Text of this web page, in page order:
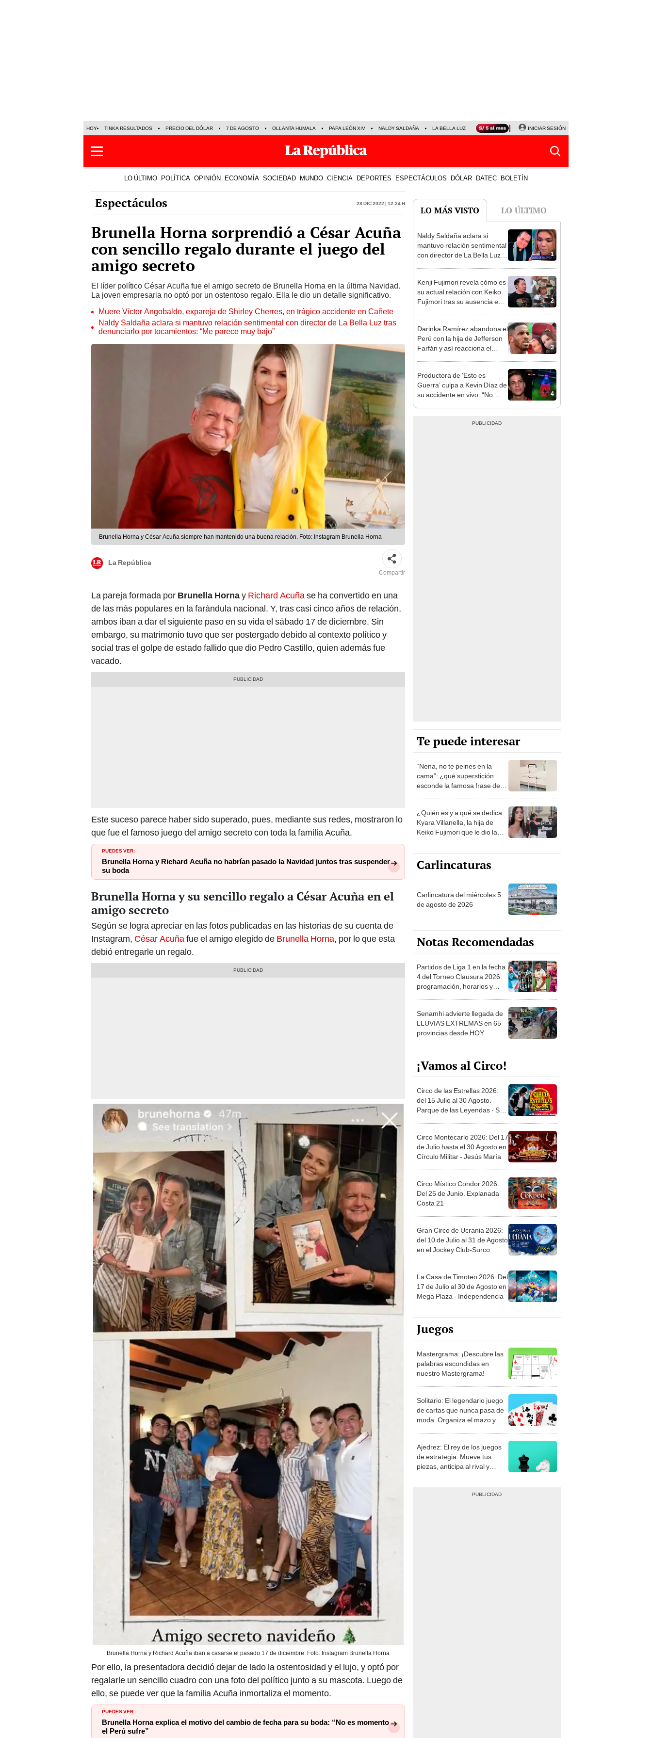
HOY TINKA RESULTADOS PRECIO DEL DÓLAR 7 DE AGOSTO OLLANTA HUMALA PAPA LEÓN XIV NALDY SALDAÑA LA BELLA LUZ MAGALY MEDINA SINUANO RESULTADOS HOY
INICIAR SESIÓN
LO ÚLTIMO POLÍTICA OPINIÓN ECONOMÍA SOCIEDAD MUNDO CIENCIA DEPORTES ESPECTÁCULOS DÓLAR DATEC BOLETÍN
Espectáculos 28 Dic 2022 | 12:24 h
Brunella Horna sorprendió a César Acuña
con sencillo regalo durante el juego del
amigo secreto
El líder político César Acuña fue el amigo secreto de Brunella Horna en la última Navidad.
La joven empresaria no optó por un ostentoso regalo. Ella le dio un detalle significativo.
Muere Víctor Angobaldo, expareja de Shirley Cherres, en trágico accidente en Cañete
Naldy Saldaña aclara si mantuvo relación sentimental con director de La Bella Luz tras
denunciarlo por tocamientos: “Me parece muy bajo”
Brunella Horna y César Acuña siempre han mantenido una buena relación. Foto: Instagram Brunella Horna
La República
Compartir
La pareja formada por Brunella Hornay Richard Acuñase ha convertido en una
de las más populares en la farándula nacional. Y, tras casi cinco años de relación,
ambos iban a dar el siguiente paso en su vida el sábado 17 de diciembre. Sin
embargo, su matrimonio tuvo que ser postergado debido al contexto político y
social tras el golpe de estado fallido que dio Pedro Castillo, quien además fue
vacado.
Este suceso parece haber sido superado, pues, mediante sus redes, mostraron lo
que fue el famoso juego del amigo secreto con toda la familia Acuña.
PUEDES VER:
Brunella Horna y Richard Acuña no habrían pasado la Navidad juntos tras suspender
su boda
Brunella Horna y su sencillo regalo a César Acuña en el
amigo secreto
Según se logra apreciar en las fotos publicadas en las historias de su cuenta de
Instagram, César Acuñafue el amigo elegido de Brunella Horna, por lo que esta
debió entregarle un regalo.
Brunella Horna y Richard Acuña iban a casarse el pasado 17 de diciembre. Foto: Instagram Brunella Horna
Por ello, la presentadora decidió dejar de lado la ostentosidad y el lujo, y optó por
regalarle un sencillo cuadro con una foto del político junto a su mascota. Luego de
ello, se puede ver que la familia Acuña inmortaliza el momento.
PUEDES VER
Brunella Horna explica el motivo del cambio de fecha para su boda: “No es momento,
el Perú sufre”
LO MÁS VISTO LO ÚLTIMO
1
Naldy Saldaña aclara si
mantuvo relación sentimental
con director de La Bella Luz
bajo”
2
Kenji Fujimori revela cómo es
su actual relación con Keiko
Fujimori tras su ausencia en
3
Darinka Ramírez abandona el
Perú con la hija de Jefferson
Farfán y así reacciona el
4
Productora de ‘Esto es
Guerra’ culpa a Kevin Díaz de
su accidente en vivo: “No
Te puede interesar
“Nena, no te peines en la
cama”: ¿qué superstición
esconde la famosa frase de
¿Quién es y a qué se dedica
Kyara Villanella, la hija de
Keiko Fujimori que le dio la
Carlincaturas
Carlincatura del miércoles 5
de agosto de 2026
Notas Recomendadas
Partidos de Liga 1 en la fecha
4 del Torneo Clausura 2026:
programación, horarios y
Senamhi advierte llegada de
LLUVIAS EXTREMAS en 65
provincias desde HOY
¡Vamos al Circo!
Circo de las Estrellas 2026:
del 15 Julio al 30 Agosto.
Parque de las Leyendas - San
Circo Montecarlo 2026: Del 17
de Julio hasta el 30 Agosto en
Círculo Militar - Jesús María
Circo Místico Condor 2026:
Del 25 de Junio. Explanada
Costa 21
Gran Circo de Ucrania 2026:
del 10 de Julio al 31 de Agosto
en el Jockey Club-Surco
La Casa de Timoteo 2026: Del
17 de Julio al 30 de Agosto en
Mega Plaza - Independencia
Juegos
Mastergrama: ¡Descubre las
palabras escondidas en
nuestro Mastergrama!
Solitario: El legendario juego
de cartas que nunca pasa de
moda. Organiza el mazo y
Ajedrez: El rey de los juegos
de estrategia. Mueve tus
piezas, anticipa al rival y